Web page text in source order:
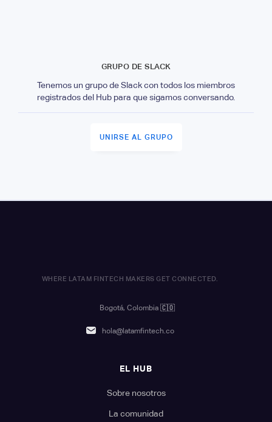
GRUPO DE SLACK
Tenemos un grupo de Slack con todos los miembros
registrados del Hub para que sigamos conversando.
UNIRSE AL GRUPO
WHERE LATAM FINTECH MAKERS GET CONNECTED.
Bogotá, Colombia 🇨🇴
hola@latamfintech.co
EL HUB
Sobre nosotros
La comunidad